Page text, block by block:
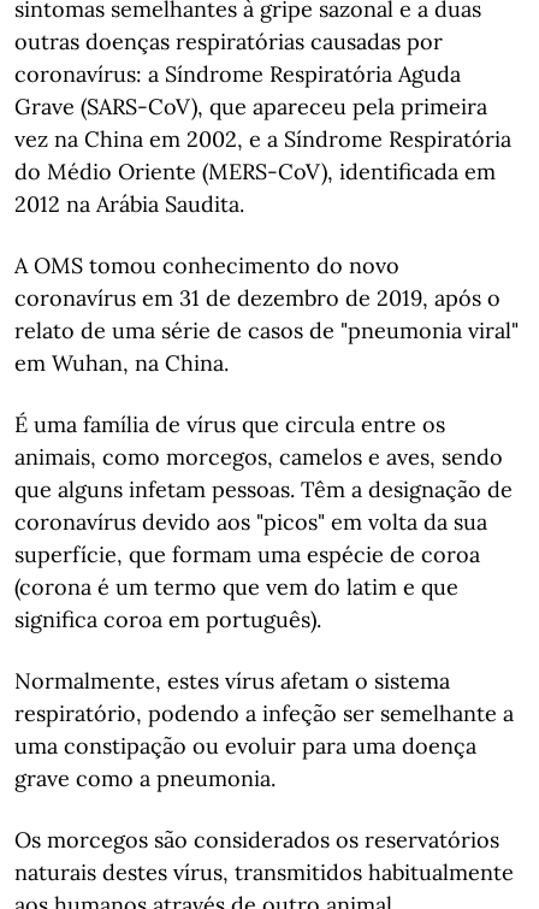
sintomas semelhantes à gripe sazonal e a duas
outras doenças respiratórias causadas por
coronavírus: a Síndrome Respiratória Aguda
Grave (SARS-CoV), que apareceu pela primeira
vez na China em 2002, e a Síndrome Respiratória
do Médio Oriente (MERS-CoV), identificada em
2012 na Arábia Saudita.
A OMS tomou conhecimento do novo
coronavírus em 31 de dezembro de 2019, após o
relato de uma série de casos de "pneumonia viral"
em Wuhan, na China.
É uma família de vírus que circula entre os
animais, como morcegos, camelos e aves, sendo
que alguns infetam pessoas. Têm a designação de
coronavírus devido aos "picos" em volta da sua
superfície, que formam uma espécie de coroa
(corona é um termo que vem do latim e que
significa coroa em português).
Normalmente, estes vírus afetam o sistema
respiratório, podendo a infeção ser semelhante a
uma constipação ou evoluir para uma doença
grave como a pneumonia.
Os morcegos são considerados os reservatórios
naturais destes vírus, transmitidos habitualmente